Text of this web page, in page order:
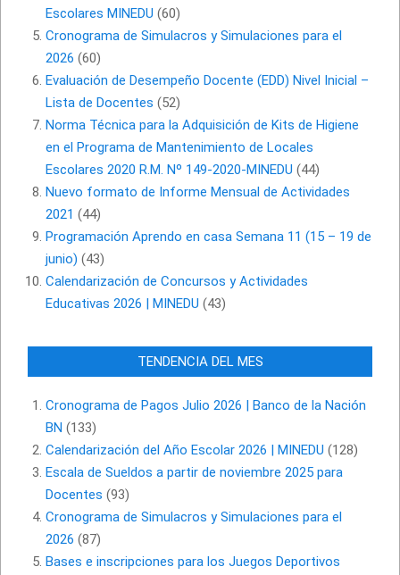
Escolares MINEDU (60)
Cronograma de Simulacros y Simulaciones para el
2026 (60)
Evaluación de Desempeño Docente (EDD) Nivel Inicial –
Lista de Docentes (52)
Norma Técnica para la Adquisición de Kits de Higiene
en el Programa de Mantenimiento de Locales
Escolares 2020 R.M. Nº 149-2020-MINEDU (44)
Nuevo formato de Informe Mensual de Actividades
2021 (44)
Programación Aprendo en casa Semana 11 (15 – 19 de
junio) (43)
Calendarización de Concursos y Actividades
Educativas 2026 | MINEDU (43)
TENDENCIA DEL MES
Cronograma de Pagos Julio 2026 | Banco de la Nación
BN (133)
Calendarización del Año Escolar 2026 | MINEDU (128)
Escala de Sueldos a partir de noviembre 2025 para
Docentes (93)
Cronograma de Simulacros y Simulaciones para el
2026 (87)
Bases e inscripciones para los Juegos Deportivos